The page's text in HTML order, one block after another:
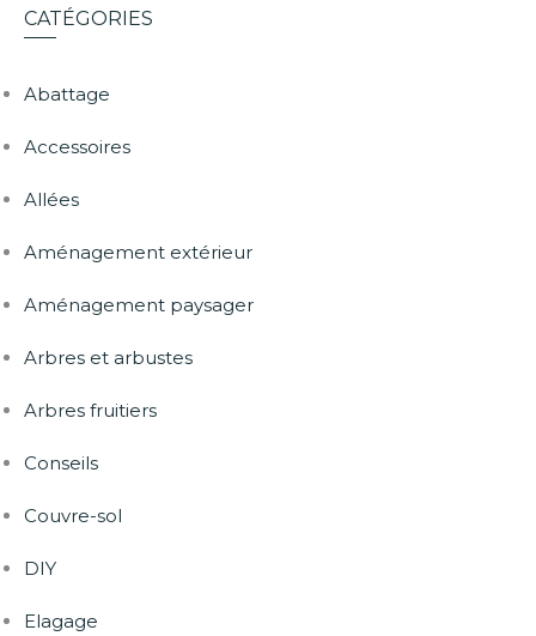
CATÉGORIES
Abattage
Accessoires
Allées
Aménagement extérieur
Aménagement paysager
Arbres et arbustes
Arbres fruitiers
Conseils
Couvre-sol
DIY
Elagage